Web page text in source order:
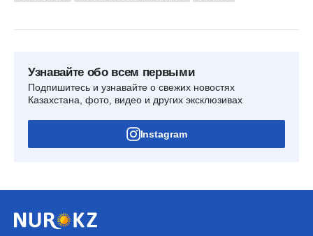
Узнавайте обо всем первыми
Подпишитесь и узнавайте о свежих новостях
Казахстана, фото, видео и других эксклюзивах
Instagram